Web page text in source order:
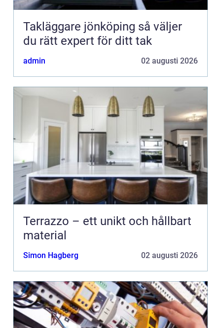
Takläggare jönköping så väljer
du rätt expert för ditt tak
admin 02 augusti 2026
Terrazzo – ett unikt och hållbart
material
Simon Hagberg 02 augusti 2026